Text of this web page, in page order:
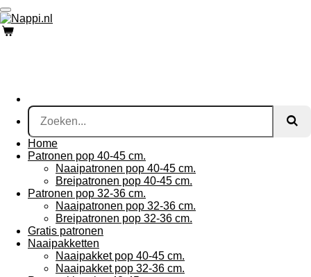
Ga
direct
naar
Home
Patronen pop 40-45 cm.
Naaipatronen pop 40-45 cm.
Breipatronen pop 40-45 cm.
Patronen pop 32-36 cm.
Naaipatronen pop 32-36 cm.
Breipatronen pop 32-36 cm.
Gratis patronen
Naaipakketten
Naaipakket pop 40-45 cm.
Naaipakket pop 32-36 cm.